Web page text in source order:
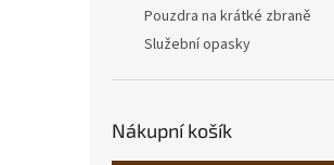
Pouzdra na krátké zbraně
Služební opasky
Nákupní košík